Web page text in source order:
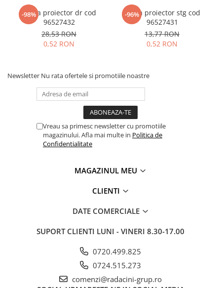
-98%
Rama proiector dr cod
96527432
28,53 RON
0,52 RON
-96%
Rama proiector stg cod
96527431
13,77 RON
0,52 RON
Newsletter Nu rata ofertele si promotiile noastre
Vreau sa primesc newsletter cu promotiile
magazinului. Afla mai multe in Politica de
Confidentialitate
MAGAZINUL MEU
CLIENTI
DATE COMERCIALE
SUPORT CLIENTI LUNI - VINERI 8.30-17.00
0720.499.825
0724.515.273
comenzi@radacini-grup.ro